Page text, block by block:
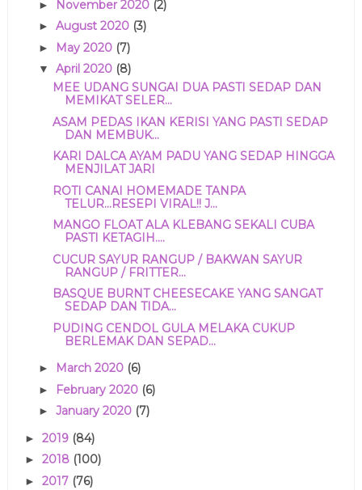
► November 2020 (2)
► August 2020 (3)
► May 2020 (7)
▼ April 2020 (8)
MEE UDANG SUNGAI DUA PASTI SEDAP DAN
MEMIKAT SELER...
ASAM PEDAS IKAN KERISI YANG PASTI SEDAP
DAN MEMBUK...
KARI DALCA AYAM PADU YANG SEDAP HINGGA
MENJILAT JARI
ROTI CANAI HOMEMADE TANPA
TELUR...RESEPI VIRAL!! J...
MANGO FLOAT ALA KLEBANG SEKALI CUBA
PASTI KETAGIH....
CUCUR SAYUR RANGUP / BAKWAN SAYUR
RANGUP / FRITTER...
BASQUE BURNT CHEESECAKE YANG SANGAT
SEDAP DAN TIDA...
PUDING CENDOL GULA MELAKA CUKUP
BERLEMAK DAN SEPAD...
► March 2020 (6)
► February 2020 (6)
► January 2020 (7)
► 2019 (84)
► 2018 (100)
► 2017 (76)